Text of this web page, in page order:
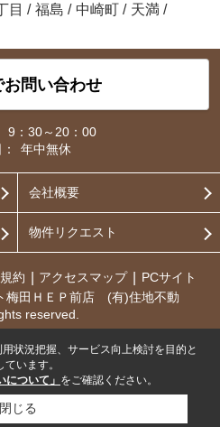
目 / 福島 / 中崎町 / 天満 /
お問い合わせ
9：30～20：00
年中無休
会社概要
物件リクエスト
約 アクセスマップ
PCサイト
梅田ＨＥＰ前店 (有)住地不動
reserved.
状況把握、サービス向上検討を目的と
います。
について」 をご確認ください。
閉じる